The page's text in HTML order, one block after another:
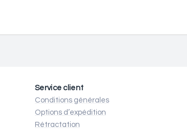
Service client
Conditions générales
Options d’expédition
Rétractation